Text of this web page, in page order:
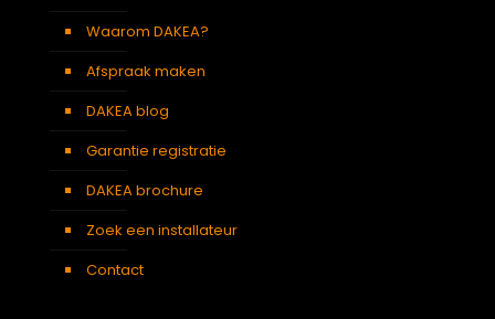
Waarom DAKEA?
Afspraak maken
DAKEA blog
Garantie registratie
DAKEA brochure
Zoek een installateur
Contact